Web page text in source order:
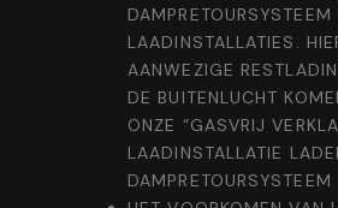
DAMPRETOURSYSTEEM
LAADINSTALLATIES.
AANWEZIGE
DE BUITENLUCHT
ONZE “GASVRIJ
LAADINSTALLATIE
DAMPRETOURSYSTEEM